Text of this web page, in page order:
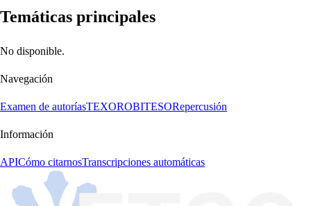
Temáticas principales
No disponible.
Navegación
Examen de autoríasTEXOROBITESORepercusión
Información
APICómo citarnosTranscripciones automáticas